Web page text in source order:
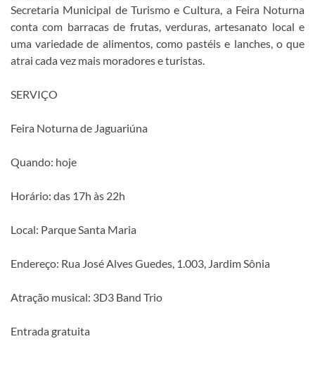
Secretaria Municipal de Turismo e Cultura, a Feira Noturna
conta com barracas de frutas, verduras, artesanato local e
uma variedade de alimentos, como pastéis e lanches, o que
atrai cada vez mais moradores e turistas.
SERVIÇO
Feira Noturna de Jaguariúna
Quando: hoje
Horário: das 17h às 22h
Local: Parque Santa Maria
Endereço: Rua José Alves Guedes, 1.003, Jardim Sônia
Atração musical: 3D3 Band Trio
Entrada gratuita